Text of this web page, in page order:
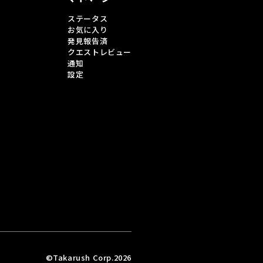
ステータス
お気に入り
発見報告済
クエストレビュー
通知
設定
©Takarush Corp.2026